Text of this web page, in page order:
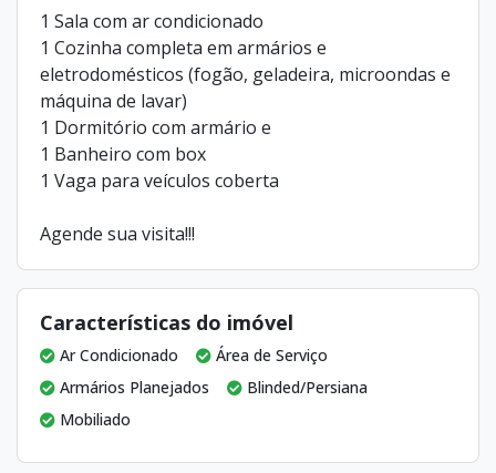
1 Sala com ar condicionado
1 Cozinha completa em armários e
eletrodomésticos (fogão, geladeira, microondas e
máquina de lavar)
1 Dormitório com armário e
1 Banheiro com box
1 Vaga para veículos coberta
Agende sua visita!!!
Características do imóvel
Ar Condicionado
Área de Serviço
Armários Planejados
Blinded/Persiana
Mobiliado